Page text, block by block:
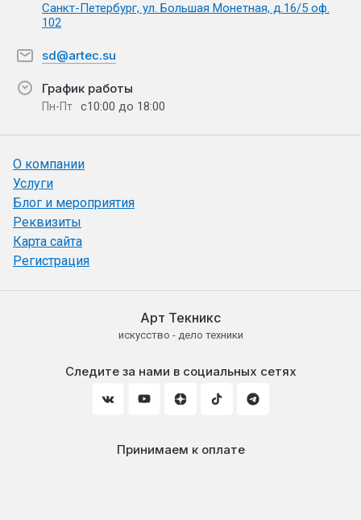
Санкт-Петербург, ул. Большая Монетная, д.16/5 оф.
102
sd@artec.su
График работы
Пн-Пт с10:00 до 18:00
О компании
Услуги
Блог и мероприятия
Реквизиты
Карта сайта
Регистрация
Арт Текникс
искусство - дело техники
Следите за нами в социальных сетях
Принимаем к оплате